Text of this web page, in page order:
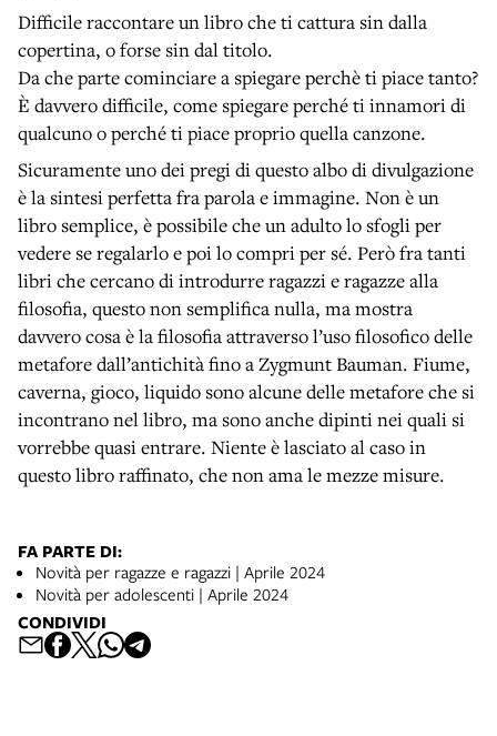
Difficile raccontare un libro che ti cattura sin dalla
copertina, o forse sin dal titolo.
Da che parte cominciare a spiegare perchè ti piace tanto?
È davvero difficile, come spiegare perché ti innamori di
qualcuno o perché ti piace proprio quella canzone.
Sicuramente uno dei pregi di questo albo di divulgazione
è la sintesi perfetta fra parola e immagine. Non è un
libro semplice, è possibile che un adulto lo sfogli per
vedere se regalarlo e poi lo compri per sé. Però fra tanti
libri che cercano di introdurre ragazzi e ragazze alla
filosofia, questo non semplifica nulla, ma mostra
davvero cosa è la filosofia attraverso l’uso filosofico delle
metafore dall’antichità fino a Zygmunt Bauman. Fiume,
caverna, gioco, liquido sono alcune delle metafore che si
incontrano nel libro, ma sono anche dipinti nei quali si
vorrebbe quasi entrare. Niente è lasciato al caso in
questo libro raffinato, che non ama le mezze misure.
FA PARTE DI:
Novità per ragazze e ragazzi | Aprile 2024
Novità per adolescenti | Aprile 2024
CONDIVIDI